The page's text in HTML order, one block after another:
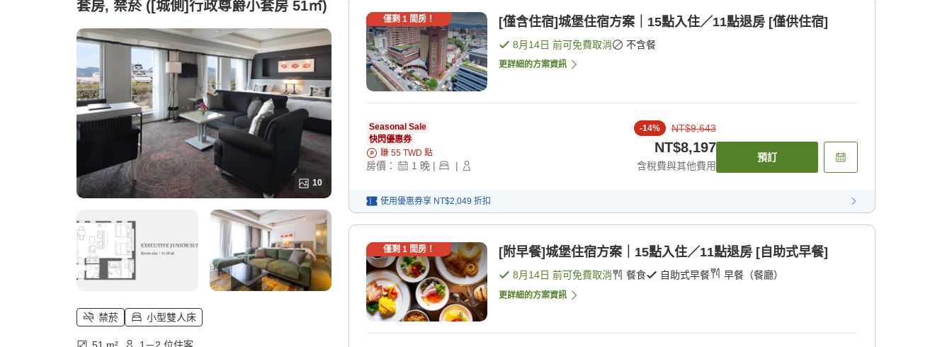
套房, 禁菸 ([城側]行政尊爵小套房 51㎡)
10
禁菸 小型雙人床
僅剩 1間房！ [僅含住宿]城堡住宿方案｜15點入住／11點退房 [僅供住宿]
8月14日 前可免費取消 不含餐
更詳細的方案資訊
Seasonal Sale
快閃優惠券
賺 55 TWD 點
房價： 1 晚 | |
-14% NT$9,643
NT$8,197
含稅費與其他費用
預訂
使用優惠券享 NT$2,049 折扣
僅剩 1間房！ [附早餐]城堡住宿方案｜15點入住／11點退房 [自助式早餐]
8月14日 前可免費取消 餐食 自助式早餐 早餐（餐廳）
更詳細的方案資訊